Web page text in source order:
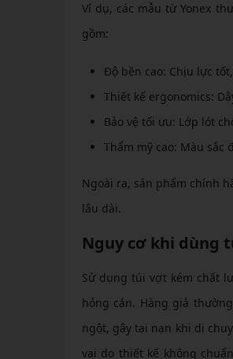
Ví dụ, các mẫu từ Yonex
gồm:
Độ bền cao: Chịu lực
Thiết kế ergonomics:
Bảo vệ tối ưu: Lớp lót
Thẩm mỹ cao: Màu sắc
Ngoài ra, sản phẩm chính
lâu dài.
Nguy cơ khi dùng
Sử dụng túi vợt kém chất
hỏng cán. Hàng giả
ngột, gây tai nạn khi di
vai do thiết kế không